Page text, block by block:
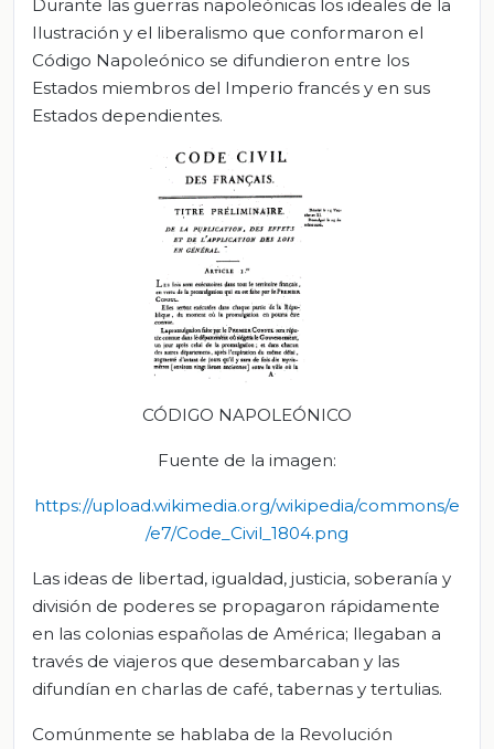
Durante las guerras napoleónicas los ideales de la
Ilustración y el liberalismo que conformaron el
Código Napoleónico se difundieron entre los
Estados miembros del Imperio francés y en sus
Estados dependientes.
CÓDIGO NAPOLEÓNICO
Fuente de la imagen:
https://upload.wikimedia.org/wikipedia/commons/e
/e7/Code_Civil_1804.png
Las ideas de libertad, igualdad, justicia, soberanía y
división de poderes se propagaron rápidamente
en las colonias españolas de América; llegaban a
través de viajeros que desembarcaban y las
difundían en charlas de café, tabernas y tertulias.
Comúnmente se hablaba de la Revolución